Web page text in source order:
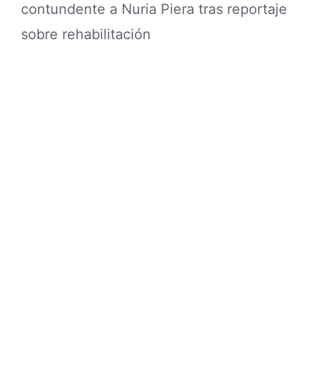
contundente a Nuria Piera tras reportaje
sobre rehabilitación